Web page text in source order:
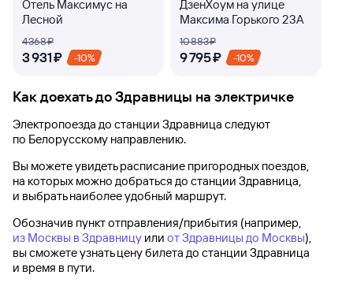
Отель Максимус на
Лесной
4 ⁠368 ⁠₽
3 ⁠931 ⁠₽ -10%
ДзенХоум на улице
Максима Горького 23А
10 ⁠883 ⁠₽
9 ⁠795 ⁠₽ -10%
Как доехать доЗдравницы на электричке
Электропоезда до станции Здравница следуют
по Белорусскому направлению.
Вы можете увидеть расписание пригородных поездов,
на которых можно добраться до станции Здравница,
и выбрать наиболее удобный маршрут.
Обозначив пункт отправления/прибытия (например,
из Москвы в Здравницу или от Здравницы до Москвы),
вы сможете узнать цену билета до станции Здравница
и время в пути.